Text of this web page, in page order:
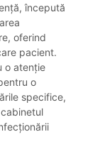
începută
oferind
pacient.
o atenție
o
specifice,